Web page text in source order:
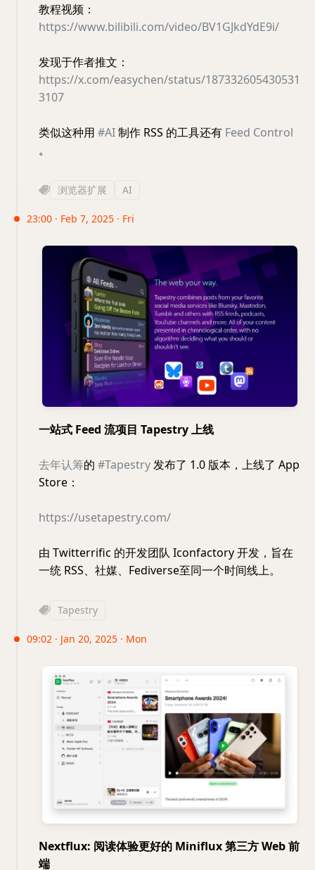
教程视频：
https://www.bilibili.com/video/BV1GJkdYdE9i/
发现于作者推文：
https://x.com/easychen/status/187332605430531
3107
类似这种用 #AI制作 RSS 的工具还有 Feed Control
。
浏览器扩展 AI
23:00 · Feb 7, 2025 · Fri
一站式 Feed 流项目 Tapestry 上线
去年认筹的 #Tapestry发布了 1.0 版本，上线了 App
Store：
https://usetapestry.com/
由 Twitterrific 的开发团队 Iconfactory 开发，旨在
一统 RSS、社媒、Fediverse至同一个时间线上。
Tapestry
09:02 · Jan 20, 2025 · Mon
Nextflux: 阅读体验更好的 Miniflux 第三方 Web 前
端